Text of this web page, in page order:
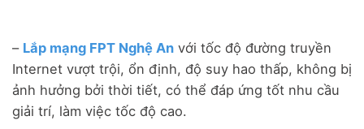
– Lắp mạng FPT Nghệ An với tốc độ đường truyền
Internet vượt trội, ổn định, độ suy hao thấp, không bị
ảnh hưởng bởi thời tiết, có thể đáp ứng tốt nhu cầu
giải trí, làm việc tốc độ cao.